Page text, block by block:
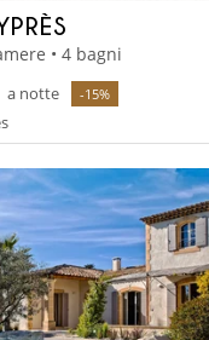
• 4 bagni
a notte -15%